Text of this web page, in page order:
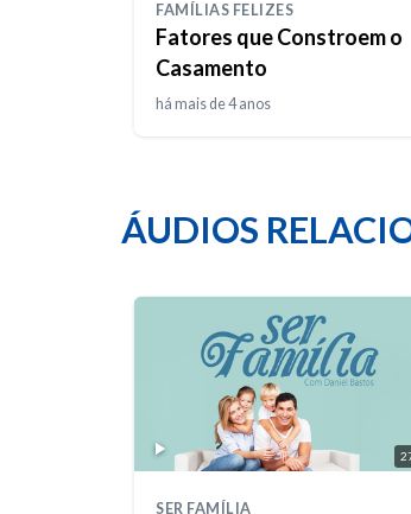
FAMÍLIAS FELIZES
Fatores que Constroem o
Casamento
há mais de 4 anos
ÁUDIOS
SER FAMÍLIA